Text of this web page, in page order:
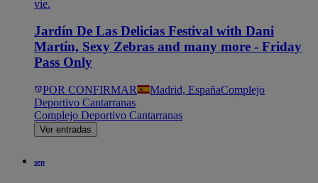
vie.
Jardín De Las Delicias Festival with Dani
Martín, Sexy Zebras and many more - Friday
Pass Only
POR CONFIRMAR Madrid, EspañaComplejo
Deportivo Cantarranas
Complejo Deportivo Cantarranas
Ver entradas
sep